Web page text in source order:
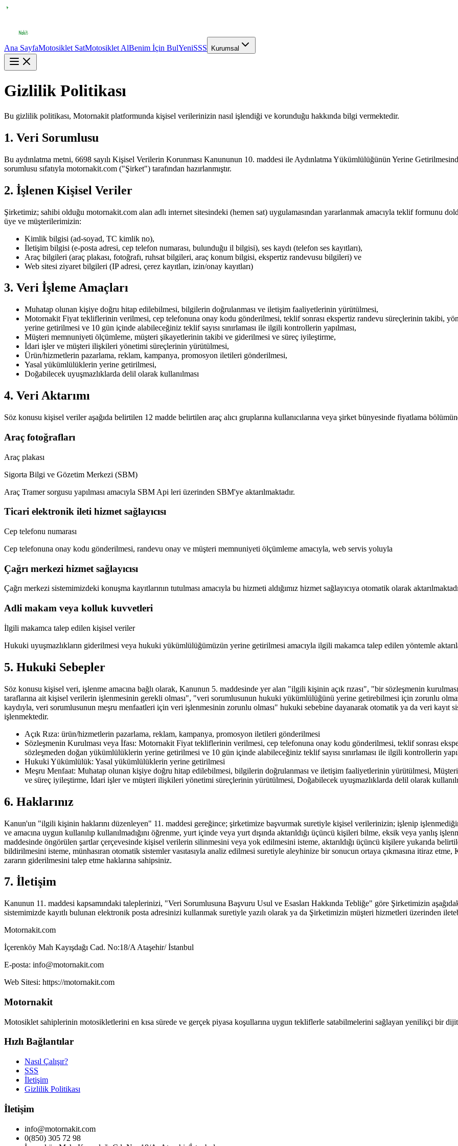
Ana SayfaMotosiklet SatMotosiklet AlBenim İçin BulYeniSSS Kurumsal
Gizlilik Politikası
Bu gizlilik politikası, Motornakit platformunda kişisel verilerinizin nasıl işlendiği ve korunduğu hakkında bilgi vermektedir.
1. Veri Sorumlusu
Bu aydınlatma metni, 6698 sayılı Kişisel Verilerin Korunması Kanununun 10. maddesi ile Aydınlatma Yükümlülüğünün Yerine
sorumlusu sıfatıyla motornakit.com ("Şirket") tarafından hazırlanmıştır.
2. İşlenen Kişisel Veriler
Şirketimiz; sahibi olduğu motornakit.com alan adlı internet sitesindeki (hemen sat) uygulamasından yararlanmak amacıyla teklif formunu
üye ve müşterilerimizin:
Kimlik bilgisi (ad-soyad, TC kimlik no),
İletişim bilgisi (e-posta adresi, cep telefon numarası, bulunduğu il bilgisi), ses kaydı (telefon ses kayıtları),
Araç bilgileri (araç plakası, fotoğrafı, ruhsat bilgileri, araç konum bilgisi, ekspertiz randevusu bilgileri) ve
Web sitesi ziyaret bilgileri (IP adresi, çerez kayıtları, izin/onay kayıtları)
3. Veri İşleme Amaçları
Muhatap olunan kişiye doğru hitap edilebilmesi, bilgilerin doğrulanması ve iletişim faaliyetlerinin yürütülmesi,
Motornakit Fiyat tekliflerinin verilmesi, cep telefonuna onay kodu gönderilmesi, teklif sonrası ekspertiz randevu süreçlerinin takibi,
yerine getirilmesi ve 10 gün içinde alabileceğiniz teklif sayısı sınırlaması ile ilgili kontrollerin yapılması,
Müşteri memnuniyeti ölçümleme, müşteri şikayetlerinin takibi ve giderilmesi ve süreç iyileştirme,
İdari işler ve müşteri ilişkileri yönetimi süreçlerinin yürütülmesi,
Ürün/hizmetlerin pazarlama, reklam, kampanya, promosyon iletileri gönderilmesi,
Yasal yükümlülüklerin yerine getirilmesi,
Doğabilecek uyuşmazlıklarda delil olarak kullanılması
4. Veri Aktarımı
Söz konusu kişisel veriler aşağıda belirtilen 12 madde belirtilen araç alıcı gruplarına kullanıcılarına veya şirket bünyesinde fiyatlama
Araç fotoğrafları
Araç plakası
Sigorta Bilgi ve Gözetim Merkezi (SBM)
Araç Tramer sorgusu yapılması amacıyla SBM Api leri üzerinden SBM'ye aktarılmaktadır.
Ticari elektronik ileti hizmet sağlayıcısı
Cep telefonu numarası
Cep telefonuna onay kodu gönderilmesi, randevu onay ve müşteri memnuniyeti ölçümleme amacıyla, web servis yoluyla
Çağrı merkezi hizmet sağlayıcısı
Çağrı merkezi sistemimizdeki konuşma kayıtlarının tutulması amacıyla bu hizmeti aldığımız hizmet sağlayıcıya otomatik olarak
Adli makam veya kolluk kuvvetleri
İlgili makamca talep edilen kişisel veriler
Hukuki uyuşmazlıkların giderilmesi veya hukuki yükümlülüğümüzün yerine getirilmesi amacıyla ilgili makamca talep edilen yöntemle
5. Hukuki Sebepler
Söz konusu kişisel veri, işlenme amacına bağlı olarak, Kanunun 5. maddesinde yer alan "ilgili kişinin açık rızası", "bir sözleşmenin
taraflarına ait kişisel verilerin işlenmesinin gerekli olması", "veri sorumlusunun hukuki yükümlülüğünü yerine getirebilmesi için zorunlu
kaydıyla, veri sorumlusunun meşru menfaatleri için veri işlenmesinin zorunlu olması" hukuki sebebine dayanarak otomatik ya da veri kayıt
işlenmektedir.
Açık Rıza: ürün/hizmetlerin pazarlama, reklam, kampanya, promosyon iletileri gönderilmesi
Sözleşmenin Kurulması veya İfası: Motornakit Fiyat tekliflerinin verilmesi, cep telefonuna onay kodu gönderilmesi, teklif sonrası
sözleşmeden doğan yükümlülüklerin yerine getirilmesi ve 10 gün içinde alabileceğiniz teklif sayısı sınırlaması ile ilgili kontrollerin
Hukuki Yükümlülük: Yasal yükümlülüklerin yerine getirilmesi
Meşru Menfaat: Muhatap olunan kişiye doğru hitap edilebilmesi, bilgilerin doğrulanması ve iletişim faaliyetlerinin yürütülmesi,
ve süreç iyileştirme, İdari işler ve müşteri ilişkileri yönetimi süreçlerinin yürütülmesi, Doğabilecek uyuşmazlıklarda delil olarak
6. Haklarınız
Kanun'un "ilgili kişinin haklarını düzenleyen" 11. maddesi gereğince; şirketimize başvurmak suretiyle kişisel verilerinizin; işlenip
ve amacına uygun kullanılıp kullanılmadığını öğrenme, yurt içinde veya yurt dışında aktarıldığı üçüncü kişileri bilme, eksik veya yanlış
maddesinde öngörülen şartlar çerçevesinde kişisel verilerin silinmesini veya yok edilmesini isteme, aktarıldığı üçüncü kişilere yukarıda
bildirilmesini isteme, münhasıran otomatik sistemler vasıtasıyla analiz edilmesi suretiyle aleyhinize bir sonucun ortaya çıkmasına itiraz
zararın giderilmesini talep etme haklarına sahipsiniz.
7. İletişim
Kanunun 11. maddesi kapsamındaki taleplerinizi, "Veri Sorumlusuna Başvuru Usul ve Esasları Hakkında Tebliğe" göre Şirketimizin
sistemimizde kayıtlı bulunan elektronik posta adresinizi kullanmak suretiyle yazılı olarak ya da Şirketimizin müşteri hizmetleri üzerinden
Motornakit.com
İçerenköy Mah Kayışdağı Cad. No:18/A Ataşehir/ İstanbul
E-posta: info@motornakit.com
Web Sitesi: https://motornakit.com
Motornakit
Motosiklet sahiplerinin motosikletlerini en kısa sürede ve gerçek piyasa koşullarına uygun tekliflerle satabilmelerini sağlayan yenilikçi bir
Hızlı Bağlantılar
Nasıl Çalışır?
SSS
İletişim
Gizlilik Politikası
İletişim
info@motornakit.com
0(850) 305 72 98